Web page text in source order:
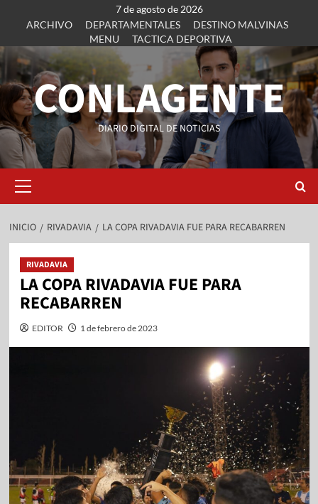
7 de agosto de 2026
ARCHIVO
DEPARTAMENTALES
DESTINO MALVINAS
MENU
TACTICA DEPORTIVA
CONLAGENTE
DIARIO DIGITAL DE NOTICIAS
INICIO RIVADAVIA LA COPA RIVADAVIA FUE PARA RECABARREN
RIVADAVIA
LA COPA RIVADAVIA FUE PARA
RECABARREN
EDITOR 1 de febrero de 2023